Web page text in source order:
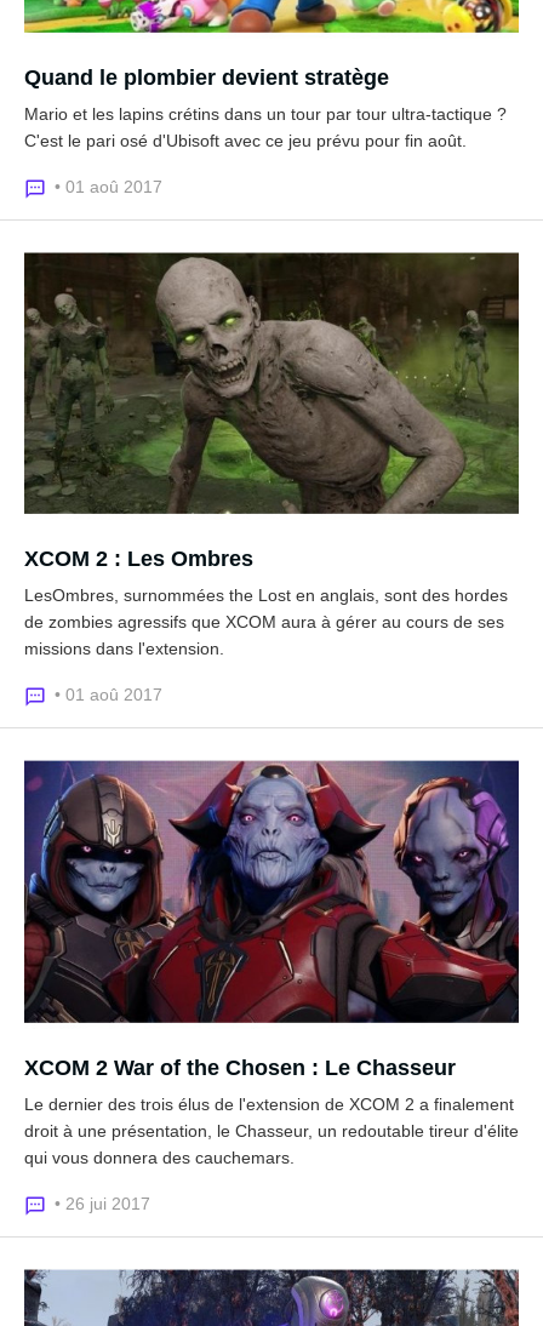
Quand le plombier devient stratège
Mario et les lapins crétins dans un tour par tour ultra-tactique ?
C'est le pari osé d'Ubisoft avec ce jeu prévu pour fin août.
• 01 aoû 2017
XCOM 2 : Les Ombres
LesOmbres, surnommées the Lost en anglais, sont des hordes
de zombies agressifs que XCOM aura à gérer au cours de ses
missions dans l'extension.
• 01 aoû 2017
XCOM 2 War of the Chosen : Le Chasseur
Le dernier des trois élus de l'extension de XCOM 2 a finalement
droit à une présentation, le Chasseur, un redoutable tireur d'élite
qui vous donnera des cauchemars.
• 26 jui 2017